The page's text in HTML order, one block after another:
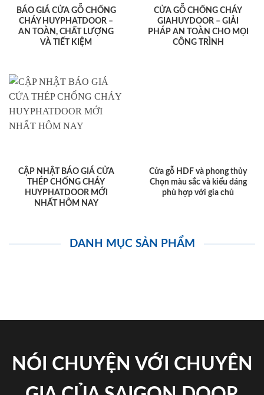
BÁO GIÁ CỬA GỖ CHỐNG
CHÁY HUYPHATDOOR –
AN TOÀN, CHẤT LƯỢNG
VÀ TIẾT KIỆM
CỬA GỖ CHỐNG CHÁY
GIAHUYDOOR – GIẢI
PHÁP AN TOÀN CHO MỌI
CÔNG TRÌNH
CẬP NHẬT BÁO GIÁ CỬA
THÉP CHỐNG CHÁY
HUYPHATDOOR MỚI
NHẤT HÔM NAY
Cửa gỗ HDF và phong thủy
Chọn màu sắc và kiểu dáng
phù hợp với gia chủ
DANH MỤC SẢN PHẨM
NÓI CHUYỆN VỚI CHUYÊN